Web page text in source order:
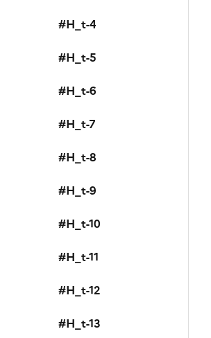
#H_t-4
#H_t-5
#H_t-6
#H_t-7
#H_t-8
#H_t-9
#H_t-10
#H_t-11
#H_t-12
#H_t-13